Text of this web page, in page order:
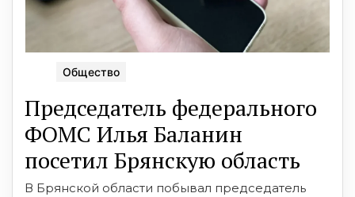
Общество
Председатель федерального
ФОМС Илья Баланин
посетил Брянскую область
В Брянской области побывал председатель